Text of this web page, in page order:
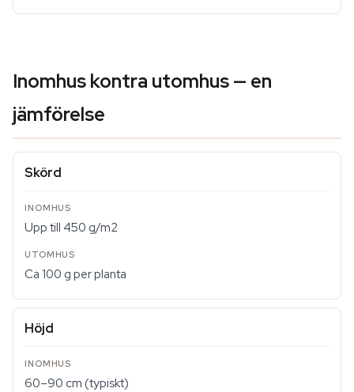
Inomhus kontra utomhus — en
jämförelse
Skörd
Upp till 450 g/m2
Ca 100 g per planta
Höjd
60–90 cm (typiskt)